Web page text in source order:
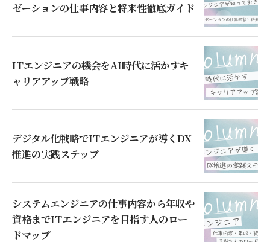
ゼーションの仕事内容と将来性徹底ガイド
ITエンジニアの機会をAI時代に活かすキ
ャリアアップ戦略
デジタル化戦略でITエンジニアが導くDX
推進の実践ステップ
システムエンジニアの仕事内容から年収や
資格までITエンジニアを目指す人のロー
ドマップ